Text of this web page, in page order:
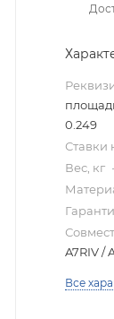
0.249
Ставки
Вес, кг
A7RIV /
Все